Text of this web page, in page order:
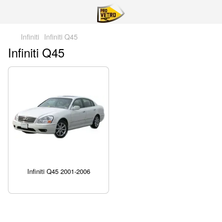
Infiniti Infiniti Q45
Infiniti Q45
Infiniti Q45 2001-2006